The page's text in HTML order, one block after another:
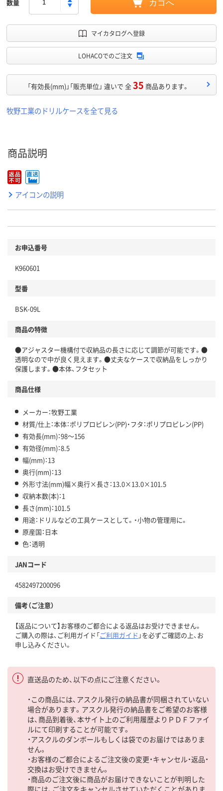
数量 カゴへ
マイカタログへ登録
LOHACOでのご注文
「有効長(mm)」「販売単位」 違いで 全35 商品あります。
牧野工業のドリルケースを全て見る
商品説明
アイコンの説明
お申込番号
K960601
型番
BSK-09L
商品の特徴
●アジャスター機構付で収納品の長さに応じて調節が可能です。●
透明なので中が良く見えます。●丈夫なケースで収納品をしっかり
保護します。●本体、フタセット
商品仕様
メーカー：牧野工業
材質/仕上：本体：ポリプロピレン(PP)・フタ：ポリプロピレン(PP)
有効長(mm)：98～156
有効径(mm)：8.5
幅(mm)：13
奥行(mm)：13
外形寸法(mm)幅×奥行×長さ：13.0×13.0×101.5
収納本数(本)：1
長さ(mm)：101.5
用途：ドリルなどの工具ケースとして。・小物の管理用に。
原産国：日本
色：透明
JANコード
4582497200096
備考（ご注意）
【返品について】お客様のご都合による返品はお受けできません。
ご購入の際は、ご利用ガイド「ご利用ガイド 」を必ずご確認の上、お
申し込みください。
直送品のため、以下の点にご注意ください。
・この商品には、アスクル発行の納品書が同梱されていない
場合があります。アスクル発行の納品書をご希望のお客様
は、商品到着後、本サイト上のご利用履歴よりＰＤＦファイ
ルにて印刷することが可能です。
・アスクルのダンボールもしくは袋でのお届けではありま
せん。
・お客様のご都合によるご注文後の変更・キャンセル・返品・
交換はお受けできません。
・商品のご注文後に商品がお届けできないことが判明した
際には、ご注文をキャンセルさせていただくことがありま